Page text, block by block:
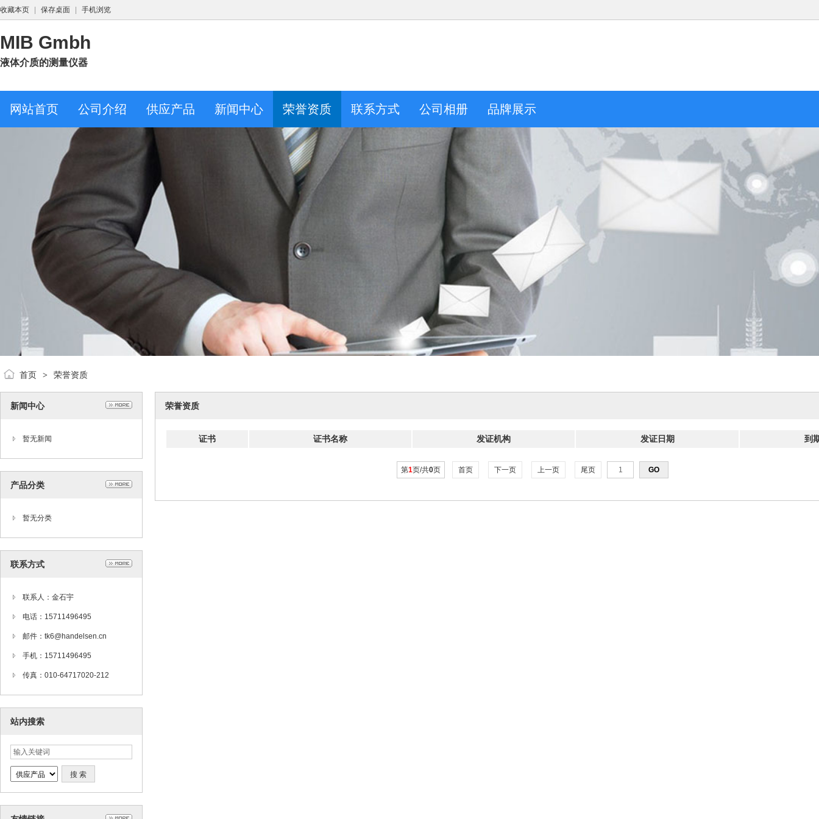
收藏本页 保存桌面 手机浏览
MIB Gmbh
液体介质的测量仪器
网站首页 公司介绍 供应产品 新闻中心 荣誉资质 联系方式 公司相册 品牌展示
首页 > 荣誉资质
新闻中心
暂无新闻
产品分类
暂无分类
联系方式
联系人：金石宇
电话：15711496495
邮件：tk6@handelsen.cn
手机：15711496495
传真：010-64717020-212
站内搜索
荣誉资质
证书 证书名称 发证机构 发证日期 到
第1页/共0页 首页 下一页 上一页 尾页